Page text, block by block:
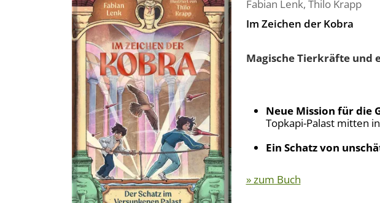
Fabian Lenk, Thilo Krapp
Im Zeichen der Kobra
Magische Tierkräfte und
Neue Mission für die
Topkapi-Palast mitten
Ein Schatz von
» zum Buch